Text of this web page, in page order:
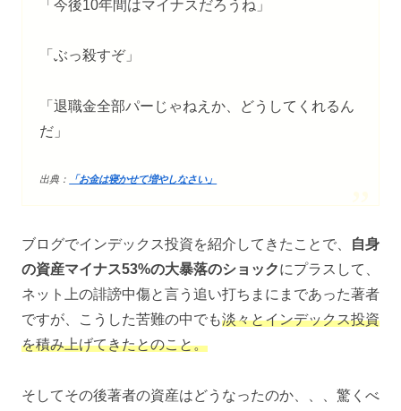
「今後10年間はマイナスだろうね」
「ぶっ殺すぞ」
「退職金全部パーじゃねえか、どうしてくれるん
だ」
出典： 「お金は寝かせて増やしなさい」
ブログでインデックス投資を紹介してきたことで、
自身
の資産マイナス53%の大暴落のショックにプラスして、
ネット上の誹謗中傷と言う追い打ちまにまであった著者
ですが、こうした苦難の中でも淡々とインデックス投資
を積み上げてきたとのこと。
そしてその後著者の資産はどうなったのか、、、驚くべ